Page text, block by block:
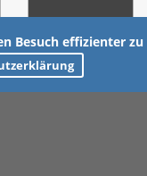
Besuch effizienter zu